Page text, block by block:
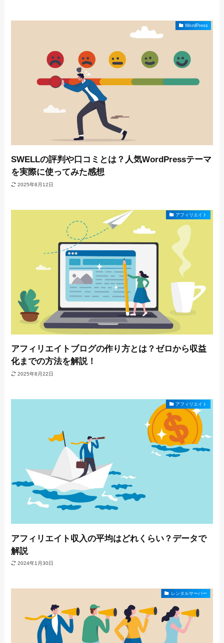
WordPress
SWELLの評判や口コミとは？人気WordPressテーマ
を実際に使ってみた感想
2025年8月12日
アフィリエイト
アフィリエイトブログの作り方とは？ゼロから収益
化までの方法を解説！
2025年8月22日
アフィリエイト
アフィリエイト収入の平均はどれくらい？データで
解説
2024年1月30日
レンタルサーバー